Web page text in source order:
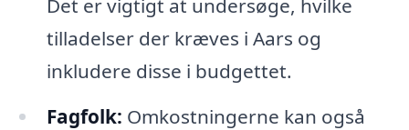
Det er vigtigt at undersøge, hvilke
tilladelser der kræves i Aars og
inkludere disse i budgettet.
Fagfolk: Omkostningerne kan også